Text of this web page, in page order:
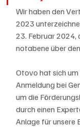
Wir haben den
2023
23. Februar 2024,
notabene über
Otovo hat sich
Anmeldung bei
um die
durch einen
Anlage für unsere